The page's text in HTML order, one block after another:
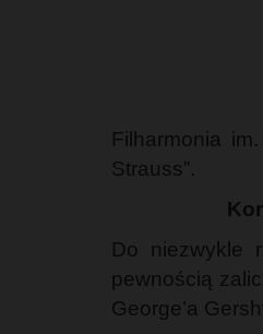
Filharmonia
Strauss”.
Do niezwykle
pewnością
George’a